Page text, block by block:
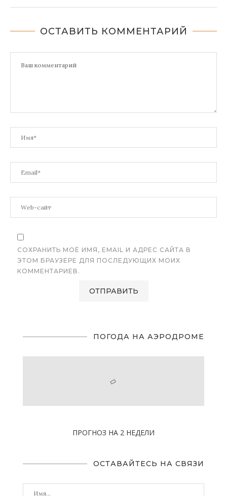
ОСТАВИТЬ КОММЕНТАРИЙ
СОХРАНИТЬ МОЁ ИМЯ, EMAIL И АДРЕС САЙТА В
ЭТОМ БРАУЗЕРЕ ДЛЯ ПОСЛЕДУЮЩИХ МОИХ
КОММЕНТАРИЕВ.
ПОГОДА НА АЭРОДРОМЕ
ПРОГНОЗ НА 2 НЕДЕЛИ
ОСТАВАЙТЕСЬ НА СВЯЗИ